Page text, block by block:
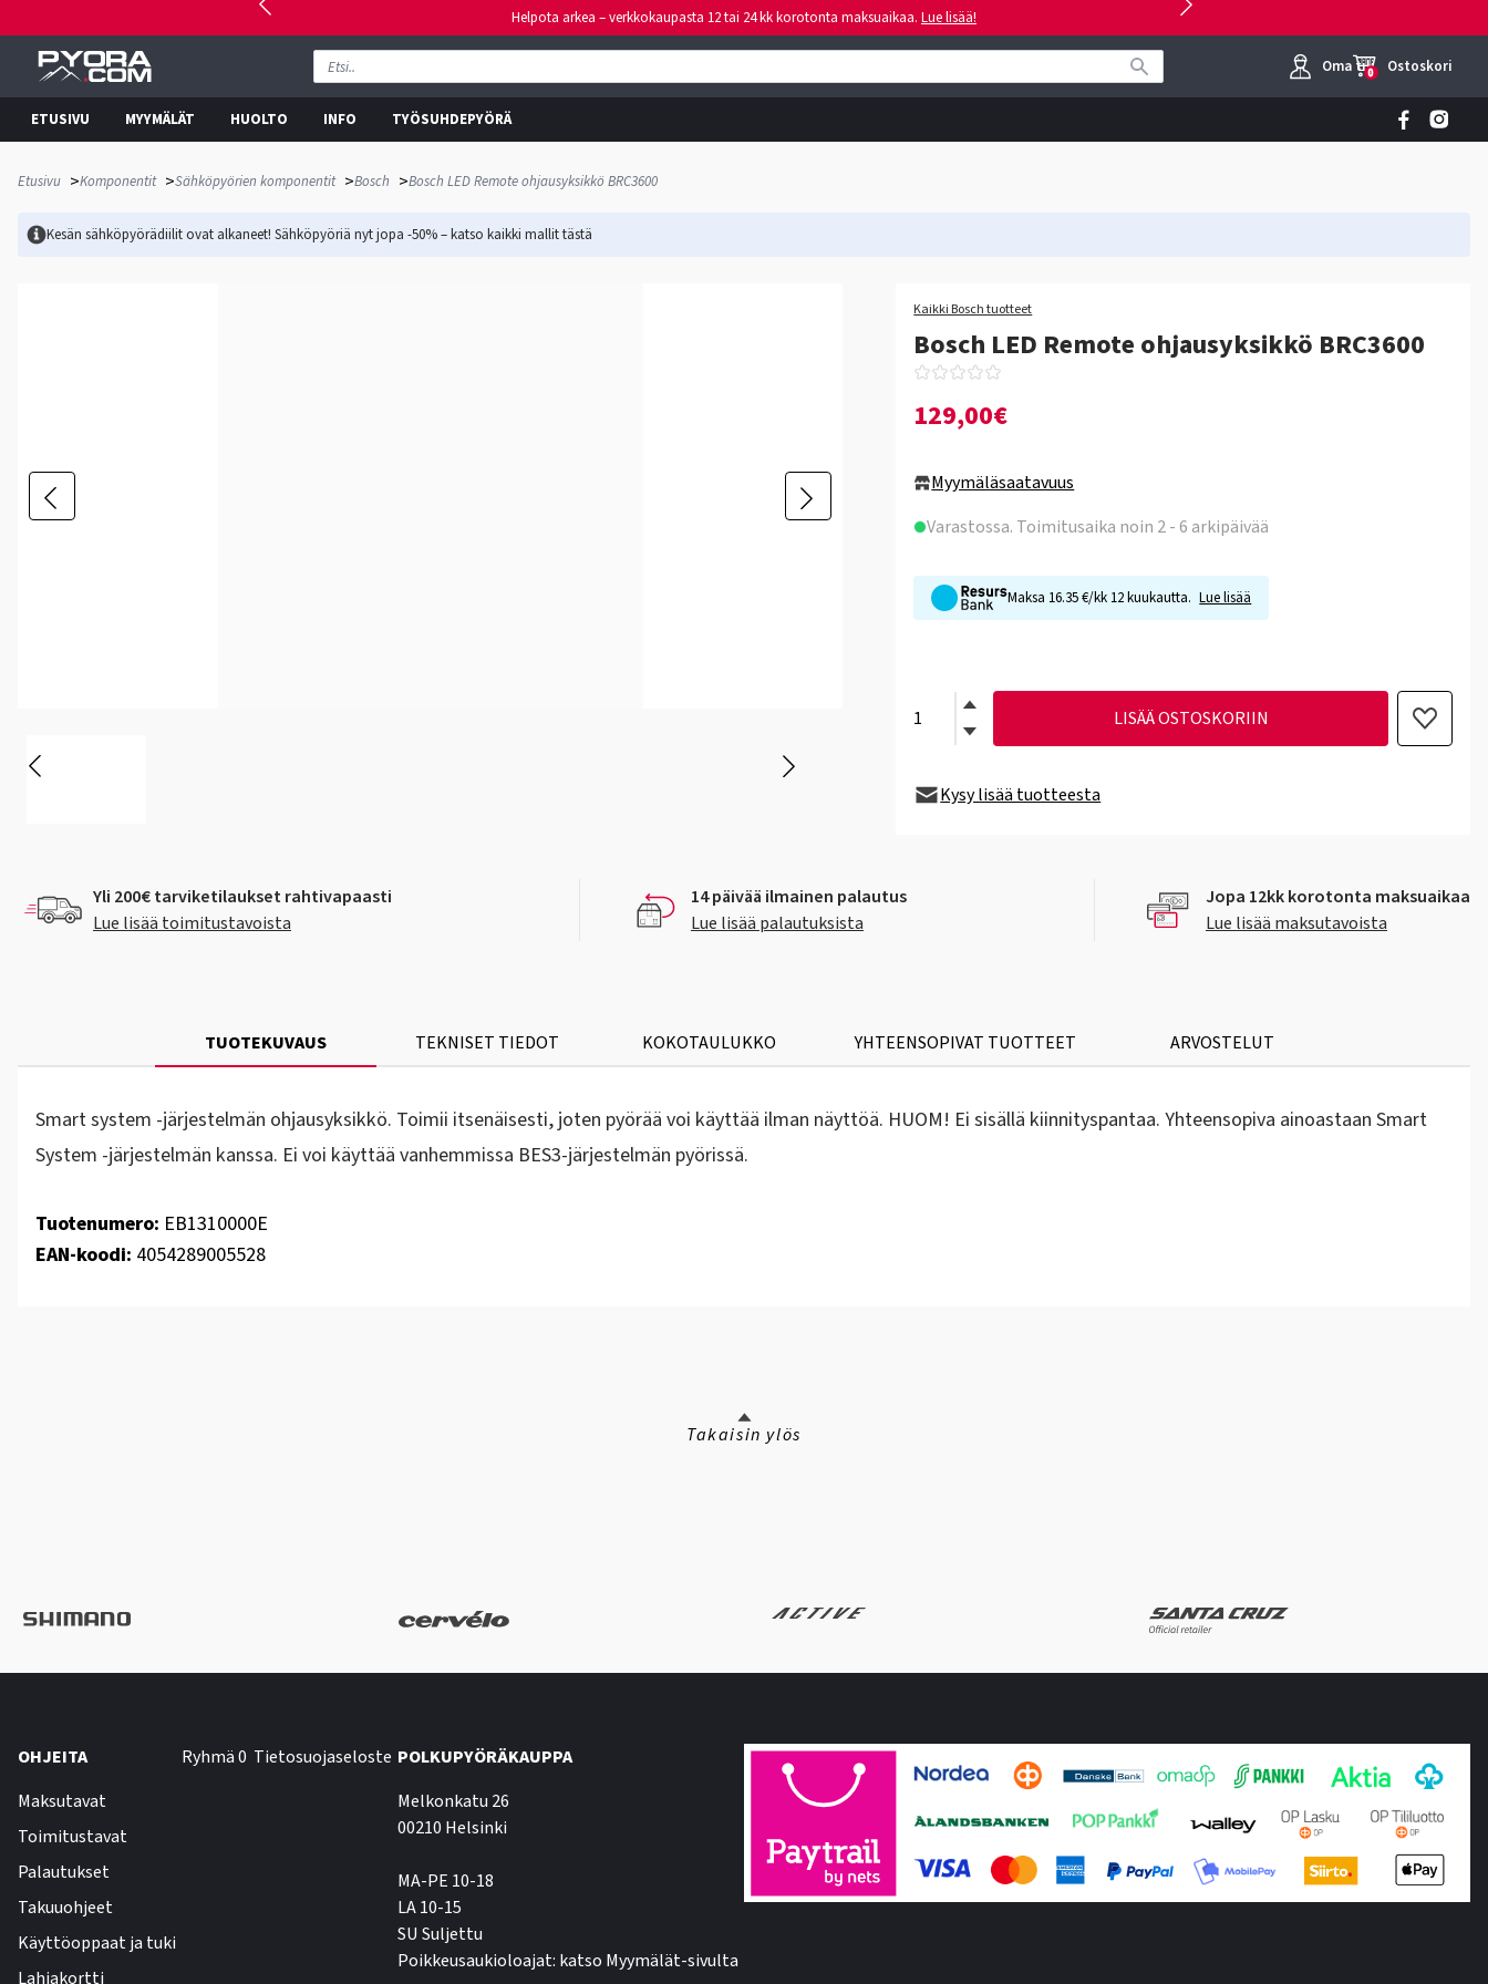
Helpota arkea – verkkokaupasta 12 tai 24 kk korotonta maksuaikaa. Lue lisää!
Oma tili
0 Ostoskori
ETUSIVU MYYMÄLÄT HUOLTO INFO TYÖSUHDEPYÖRÄ
Etusivu >Komponentit >Sähköpyörien komponentit >Bosch >Bosch LED Remote ohjausyksikkö BRC3600
Kesän sähköpyörädiilit ovat alkaneet! Sähköpyöriä nyt jopa -50% – katso kaikki mallittästä
Kaikki Bosch tuotteet
Bosch LED Remote ohjausyksikkö BRC3600
129,00€
Myymäläsaatavuus
Varastossa. Toimitusaika noin 2 - 6 arkipäivää
Maksa 16.35 €/kk 12 kuukautta. Lue lisää
LISÄÄ OSTOSKORIIN
Kysy lisää tuotteesta
Yli 200€ tarviketilaukset rahtivapaasti
Lue lisää toimitustavoista
14 päivää ilmainen palautus
Lue lisää palautuksista
Jopa 12kk korotonta maksuaikaa
Lue lisää maksutavoista
TUOTEKUVAUS TEKNISET TIEDOT KOKOTAULUKKO YHTEENSOPIVAT TUOTTEET ARVOSTELUT
Smart system -järjestelmän ohjausyksikkö. Toimii itsenäisesti, joten pyörää voi käyttää ilman näyttöä. HUOM! Ei sisällä kiinnityspantaa. Yhteensopiva ainoastaan Smart
System -järjestelmän kanssa. Ei voi käyttää vanhemmissa BES3-järjestelmän pyörissä.
Tuotenumero: EB1310000E
EAN-koodi: 4054289005528
Takaisin ylös
OHJEITA
Maksutavat
Toimitustavat
Palautukset
Takuuohjeet
Käyttöoppaat ja tuki
Lahjakortti
Ryhmä 0 Tietosuojaseloste POLKUPYÖRÄKAUPPA
Melkonkatu 26
00210 Helsinki
MA-PE 10-18
LA 10-15
SU Suljettu
Poikkeusaukioloajat: katso Myymälät-sivulta